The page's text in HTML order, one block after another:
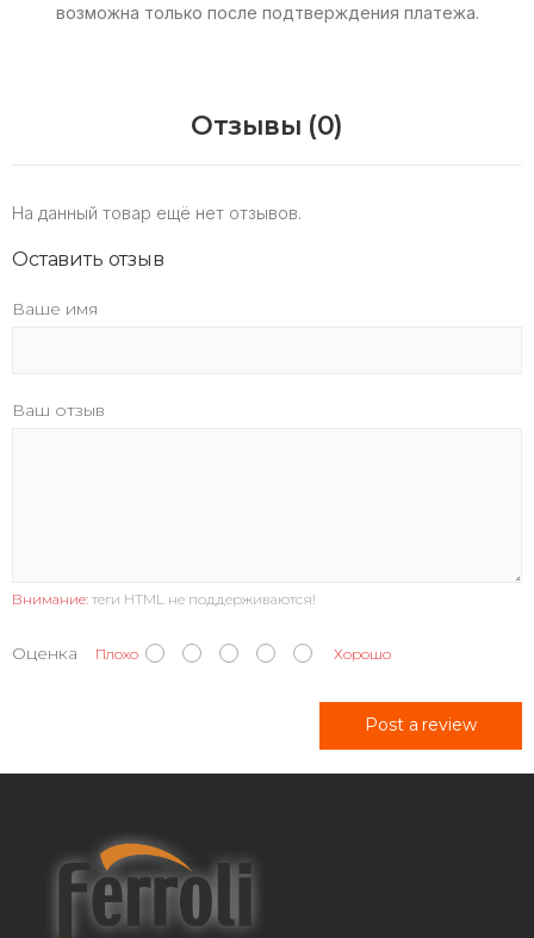
возможна только после подтверждения платежа.
Отзывы (0)
На данный товар ещё нет отзывов.
Оставить отзыв
Ваше имя
Ваш отзыв
Внимание: теги HTML не поддерживаются!
Оценка Плохо Хорошо
Post a review